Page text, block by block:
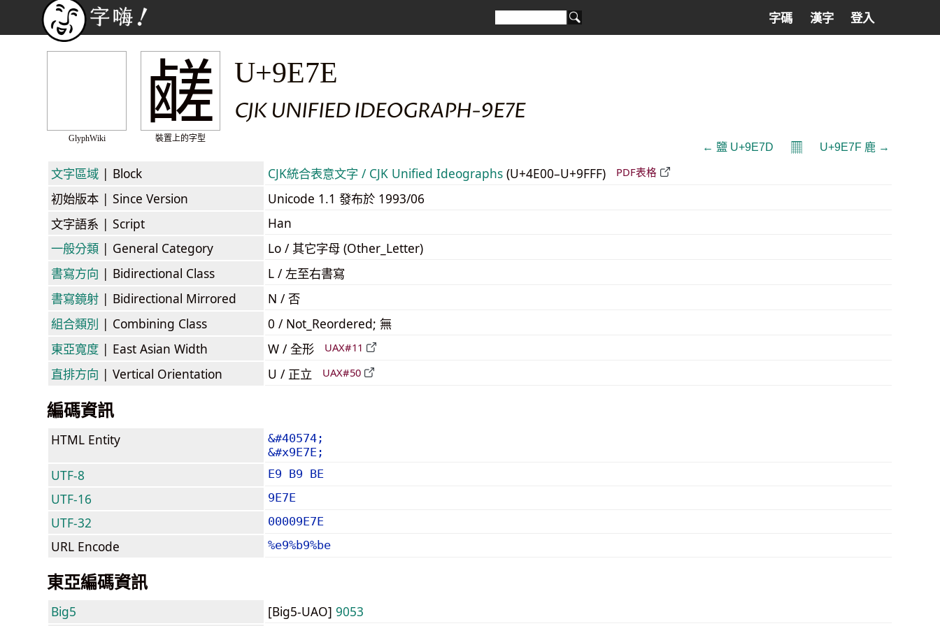
字碼 漢字 登入
GlyphWiki
鹾
裝置上的字型
U+9E7E
CJK UNIFIED IDEOGRAPH-9E7E
← 鹽 U+9E7D 𝄜 U+9E7F 鹿 →
文字區域 | Block CJK統合表意文字 / CJK Unified Ideographs (U+4E00–U+9FFF) PDF表格
初始版本 | Since Version
Unicode 1.1 發布於 1993/06
文字語系 | Script
Han
一般分類 | General Category
Lo / 其它字母 (Other_Letter)
書寫方向 | Bidirectional Class
L / 左至右書寫
書寫鏡射 | Bidirectional Mirrored
N / 否
組合類別 | Combining Class
0 / Not_Reordered; 無
東亞寬度 | East Asian Width W / 全形 UAX#11
直排方向 | Vertical Orientation U / 正立 UAX#50
編碼資訊
HTML Entity
&#40574;
&#x9E7E;
UTF-8 E9 B9 BE
UTF-16 9E7E
UTF-32 00009E7E
URL Encode %e9%b9%be
東亞編碼資訊
Big5 [Big5-UAO] 9053